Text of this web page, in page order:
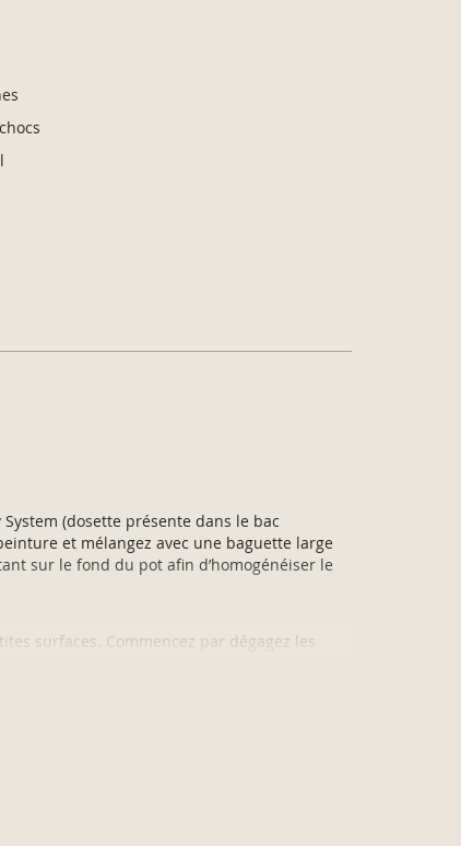
(dosette présente dans le bac
et mélangez avec une baguette large
sur le fond du pot afin d’homogénéiser le
surfaces. Commencez par dégagez les
même sens. Ne revenez pas sur votre travail